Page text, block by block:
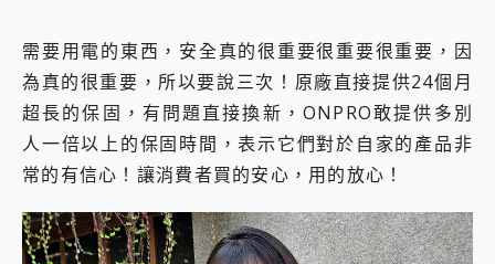
需要用電的東西，安全真的很重要很重要很重要，因
為真的很重要，所以要說三次！原廠直接提供24個月
超長的保固，有問題直接換新，ONPRO敢提供多別
人一倍以上的保固時間，表示它們對於自家的產品非
常的有信心！讓消費者買的安心，用的放心！